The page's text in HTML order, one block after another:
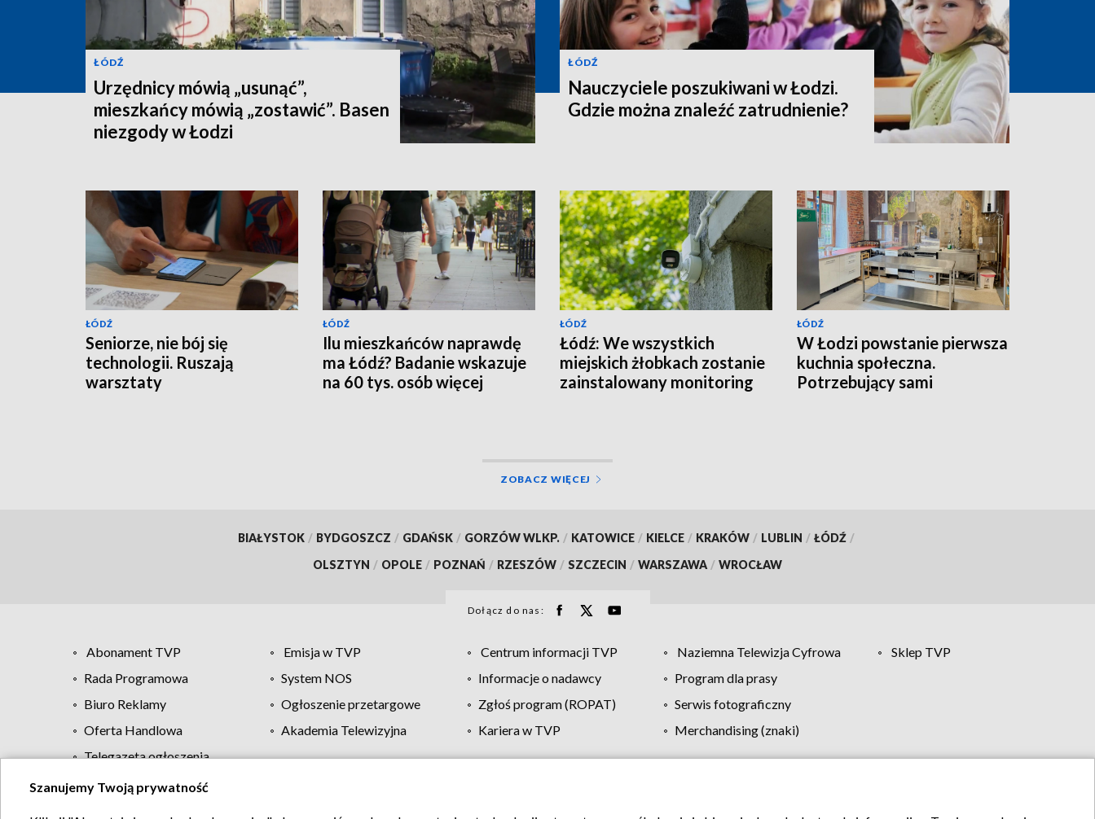
ŁÓDŹ
Urzędnicy mówią „usunąć”,
mieszkańcy mówią „zostawić”. Basen
niezgody w Łodzi
ŁÓDŹ
Nauczyciele poszukiwani w Łodzi.
Gdzie można znaleźć zatrudnienie?
ŁÓDŹ
Seniorze, nie bój się
technologii. Ruszają
warsztaty
ŁÓDŹ
Ilu mieszkańców naprawdę
ma Łódź? Badanie wskazuje
na 60 tys. osób więcej
ŁÓDŹ
Łódź: We wszystkich
miejskich żłobkach zostanie
zainstalowany monitoring
ŁÓDŹ
W Łodzi powstanie pierwsza
kuchnia społeczna.
Potrzebujący sami
ZOBACZ WIĘCEJ
BIAŁYSTOK / BYDGOSZCZ / GDAŃSK / GORZÓW WLKP. / KATOWICE / KIELCE / KRAKÓW / LUBLIN / ŁÓDŹ /
OLSZTYN / OPOLE / POZNAŃ / RZESZÓW / SZCZECIN / WARSZAWA / WROCŁAW
Dołącz do nas:
Abonament TVP Emisja w TVP Centrum informacji TVP Naziemna Telewizja Cyfrowa
Sklep TVP
Rada Programowa
System NOS Informacje o nadawcy
Program dla prasy
Biuro Reklamy
Ogłoszenie przetargowe Zgłoś program (ROPAT)
Serwis fotograficzny
Oferta Handlowa
Akademia Telewizyjna Kariera w TVP
Merchandising (znaki)
Telegazeta ogłoszenia
Regulamin TVP Polityka prywatności Moje zgody Pomoc Biuro reklamy Kontakt
Szanujemy Twoją prywatność